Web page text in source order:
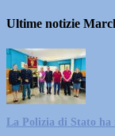
Ultime notizie
La Polizia di Stato